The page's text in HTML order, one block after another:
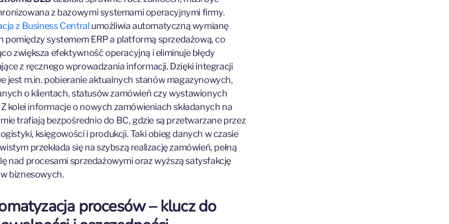
z bazowymi systemami operacyjnymi firmy.
z Business Central umożliwia automatyczną wymianę
pomiędzy systemem ERP a platformą sprzedażową, co
zwiększa efektywność operacyjną i eliminuje błędy
z ręcznego wprowadzania informacji. Dzięki integracji
jest m.in. pobieranie aktualnych stanów magazynowych,
o klientach, statusów zamówień czy wystawionych
kolei informacje o nowych zamówieniach składanych na
trafiają bezpośrednio do BC, gdzie są przetwarzane przez
księgowości i produkcji. Taki obieg danych w czasie
przekłada się na szybszą realizację zamówień, pełną
nad procesami sprzedażowymi oraz wyższą satysfakcję
biznesowych.
procesów – klucz do